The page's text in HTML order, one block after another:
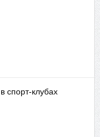
спорт-клубах